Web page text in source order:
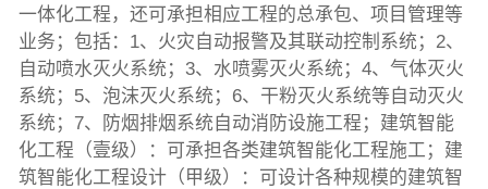
一体化工程，还可承担相应工程的总承包、项目管理等
业务；包括：1、火灾自动报警及其联动控制系统；2、
自动喷水灭火系统；3、水喷雾灭火系统；4、气体灭火
系统；5、泡沫灭火系统；6、干粉灭火系统等自动灭火
系统；7、防烟排烟系统自动消防设施工程；建筑智能
化工程（壹级）：可承担各类建筑智能化工程施工；建
筑智能化工程设计（甲级）：可设计各种规模的建筑智